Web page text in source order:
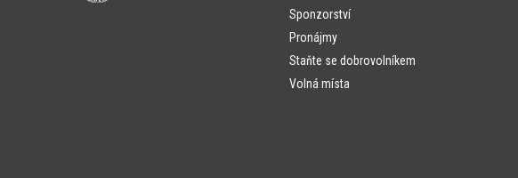
Sponzorství
Pronájmy
Staňte se dobrovolníkem
Volná místa